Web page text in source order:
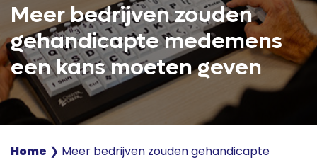
Meer bedrijven zouden
gehandicapte medemens
een kans moeten geven
Home ❯ Meer bedrijven zouden gehandicapte